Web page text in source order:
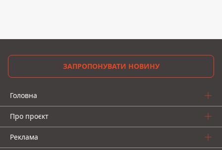
ЗАПРОПОНУВАТИ НОВИНУ
Головна
Про проєкт
Реклама